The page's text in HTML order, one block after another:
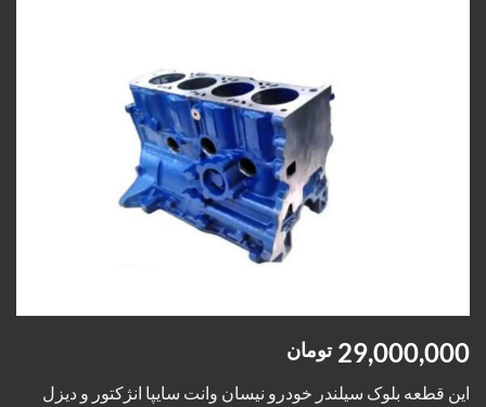
29,000,000 تومان
این قطعه بلوک سیلندر خودرو نیسان وانت سایپا انژکتور و دیزل